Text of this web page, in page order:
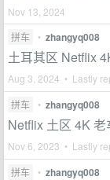
Nov 13, 2024
拼车
• zhangyq008
土耳其区 Netflix
Aug 3, 2024 • Lastly
拼车 • zhangyq008
Netflix 土区 4K 老
Nov 6, 2023 • Lastly
拼车 • zhangyq008